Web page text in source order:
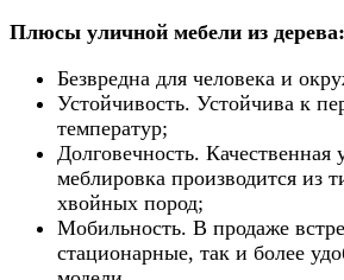
Плюсы уличной мебели из дерева:
Безвредна для человека и
Устойчивость. Устойчива к
температур;
Долговечность. Качественная
меблировка производится из
хвойных пород;
Мобильность. В продаже
стационарные, так и более